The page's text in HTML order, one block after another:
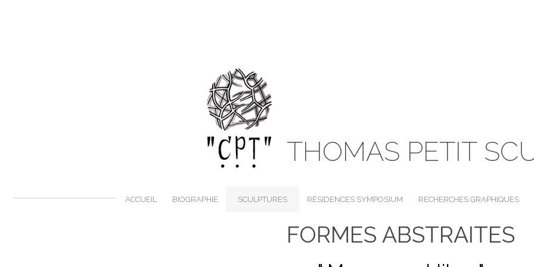
THOMAS PETIT
ACCUEIL BIOGRAPHIE SCULPTURES RÉSIDENCES SYMPOSIUM RECHERCHES GRAPHIQUES
FORMES ABSTRAITES